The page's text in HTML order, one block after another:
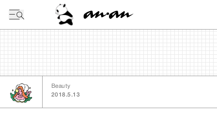
Beauty
2018.5.13